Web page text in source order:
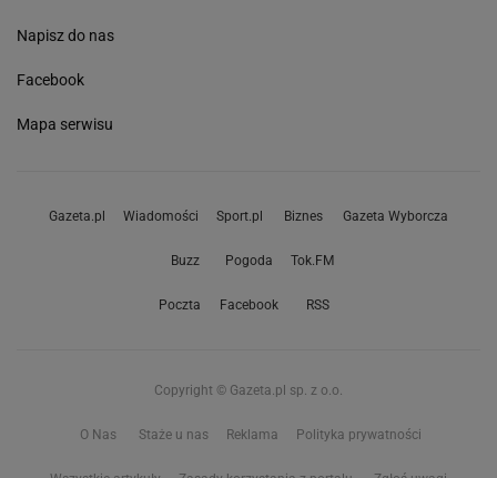
Napisz do nas
Facebook
Mapa serwisu
Gazeta.pl Wiadomości Sport.pl Biznes Gazeta Wyborcza
Buzz Pogoda Tok.FM
Poczta Facebook RSS
Copyright © Gazeta.pl sp. z o.o.
O Nas Staże u nas Reklama Polityka prywatności